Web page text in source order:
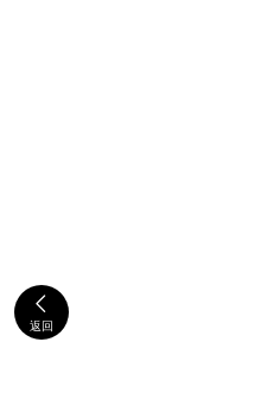

返回